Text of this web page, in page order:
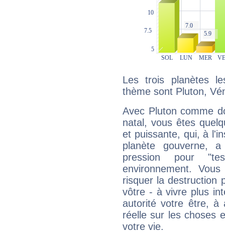
Les trois planètes
thème sont Pluton,
Avec Pluton comme
natal, vous êtes
et puissante, qui, à
planète gouverne,
pression pour
environnement.
risquer la destruction
vôtre - à vivre plus
autorité votre être, à
réelle sur les choses
votre vie.